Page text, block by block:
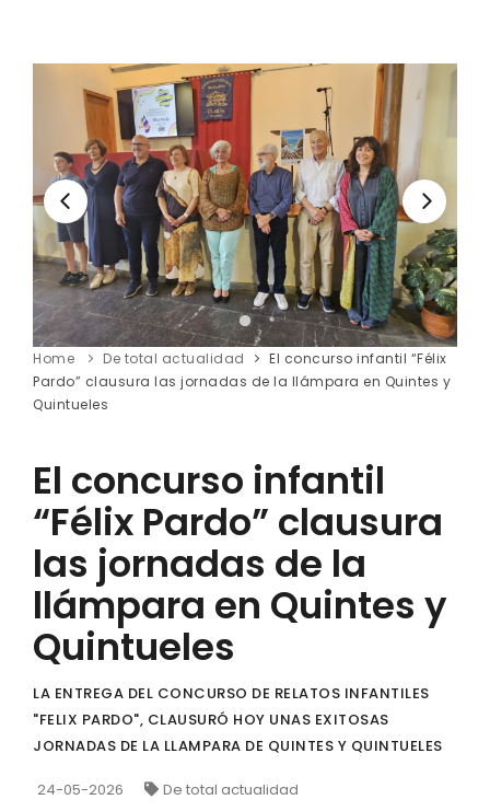
Home De total actualidad
El concurso infantil “Félix
Pardo” clausura las jornadas de la llámpara en Quintes y
Quintueles
El concurso infantil
“Félix Pardo” clausura
las jornadas de la
llámpara en Quintes y
Quintueles
LA ENTREGA DEL CONCURSO DE RELATOS INFANTILES
"FELIX PARDO", CLAUSURÓ HOY UNAS EXITOSAS
JORNADAS DE LA LLAMPARA DE QUINTES Y QUINTUELES
24-05-2026 De total actualidad